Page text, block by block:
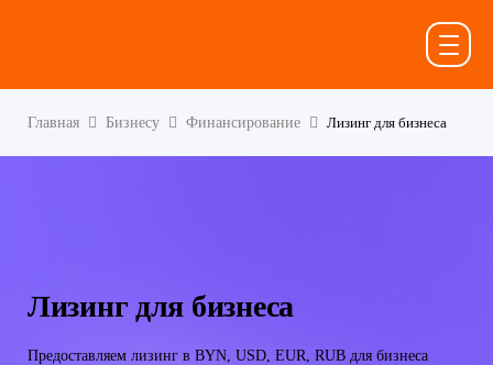
Главная Бизнесу Финансирование Лизинг для бизнеса
Лизинг для бизнеса
Предоставляем лизинг в BYN, USD, EUR, RUB для бизнеса